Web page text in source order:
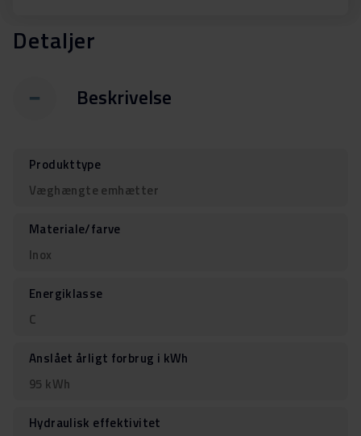
Detaljer
Beskrivelse
Produkttype
Væghængte emhætter
Materiale/farve
Inox
Energiklasse
C
Anslået årligt forbrug i kWh
95 kWh
Hydraulisk effektivitet